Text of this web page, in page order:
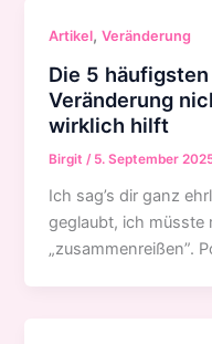
Artikel,Veränderung
Die 5
Veränderung
wirklich hilft
Birgit / 5. September
Ich sag’s dir ganz
geglaubt, ich müsste
„zusammenreißen”.